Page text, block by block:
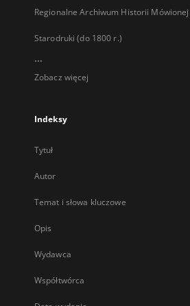
Regionalne Archiwum Historii Mówionej
Starodruki (do 1800 r.)
...
Zobacz więcej
Indeksy
Tytuł
Autor
Temat i słowa kluczowe
Opis
Wydawca
Współtwórca